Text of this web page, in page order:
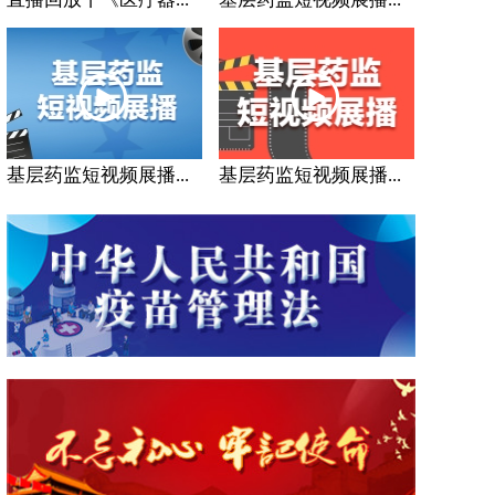
基层药监短视频展播... 基层药监短视频展播...